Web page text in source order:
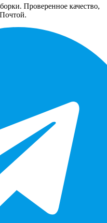
Проверенное качество,